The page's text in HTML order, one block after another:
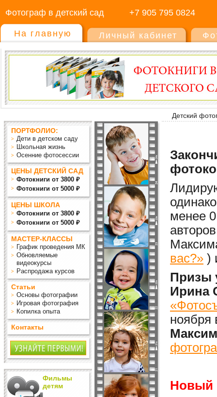
Фотограф в детский сад +7 905 795 0824
На главную Личный кабинет
Детский
ПОРТФОЛИО:
Дети в детском саду
Школьная жизнь
Осенние фотосессии
ЦЕНЫ ДЕТСКИЙ САД
Фотокниги от 3800 ₽
Фотокниги от 5000 ₽
ЦЕНЫ ШКОЛА
Фотокниги от 3800 ₽
Фотокниги от 5000 ₽
МАСТЕР-КЛАССЫ
График проведения МК
Обновляемые
видеокурсы
Распродажа курсов
Статьи
Основы фотографии
Игровая фотография
Копилка опыта
Контакты
Фильмы
детям
менее
авторов
вас?» )
Призы
Ирина
ноября
Новый